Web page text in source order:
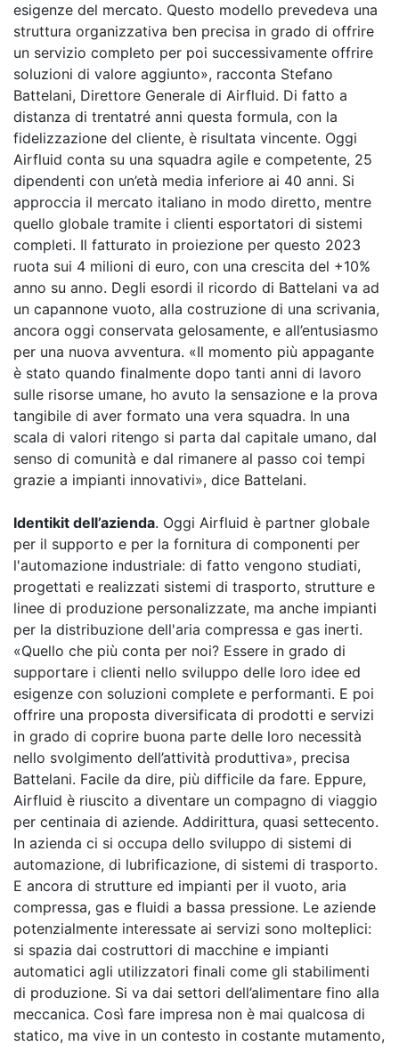
esigenze del mercato. Questo modello prevedeva una
struttura organizzativa ben precisa in grado di offrire
un servizio completo per poi successivamente offrire
soluzioni di valore aggiunto», racconta Stefano
Battelani, Direttore Generale di Airfluid. Di fatto a
distanza di trentatré anni questa formula, con la
fidelizzazione del cliente, è risultata vincente. Oggi
Airfluid conta su una squadra agile e competente, 25
dipendenti con un’età media inferiore ai 40 anni. Si
approccia il mercato italiano in modo diretto, mentre
quello globale tramite i clienti esportatori di sistemi
completi. Il fatturato in proiezione per questo 2023
ruota sui 4 milioni di euro, con una crescita del +10%
anno su anno. Degli esordi il ricordo di Battelani va ad
un capannone vuoto, alla costruzione di una scrivania,
ancora oggi conservata gelosamente, e all’entusiasmo
per una nuova avventura. «Il momento più appagante
è stato quando finalmente dopo tanti anni di lavoro
sulle risorse umane, ho avuto la sensazione e la prova
tangibile di aver formato una vera squadra. In una
scala di valori ritengo si parta dal capitale umano, dal
senso di comunità e dal rimanere al passo coi tempi
grazie a impianti innovativi», dice Battelani.
Identikit dell’azienda. Oggi Airfluid è partner globale
per il supporto e per la fornitura di componenti per
l'automazione industriale: di fatto vengono studiati,
progettati e realizzati sistemi di trasporto, strutture e
linee di produzione personalizzate, ma anche impianti
per la distribuzione dell'aria compressa e gas inerti.
«Quello che più conta per noi? Essere in grado di
supportare i clienti nello sviluppo delle loro idee ed
esigenze con soluzioni complete e performanti. E poi
offrire una proposta diversificata di prodotti e servizi
in grado di coprire buona parte delle loro necessità
nello svolgimento dell’attività produttiva», precisa
Battelani. Facile da dire, più difficile da fare. Eppure,
Airfluid è riuscito a diventare un compagno di viaggio
per centinaia di aziende. Addirittura, quasi settecento.
In azienda ci si occupa dello sviluppo di sistemi di
automazione, di lubrificazione, di sistemi di trasporto.
E ancora di strutture ed impianti per il vuoto, aria
compressa, gas e fluidi a bassa pressione. Le aziende
potenzialmente interessate ai servizi sono molteplici:
si spazia dai costruttori di macchine e impianti
automatici agli utilizzatori finali come gli stabilimenti
di produzione. Si va dai settori dell’alimentare fino alla
meccanica. Così fare impresa non è mai qualcosa di
statico, ma vive in un contesto in costante mutamento,